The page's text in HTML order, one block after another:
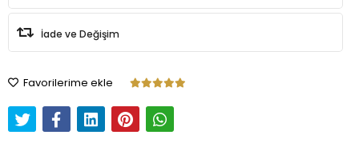
İade ve Değişim
Favorilerime ekle